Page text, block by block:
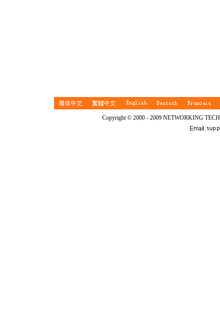
Copyright © 2000 - 2009 NETWORKING